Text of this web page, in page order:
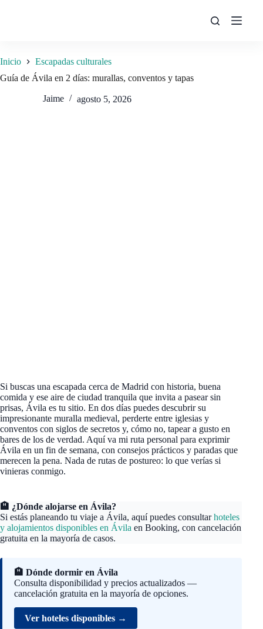
Inicio
Escapadas culturales
Guía de Ávila en 2 días: murallas, conventos y tapas
Jaime agosto 5, 2026
Si buscas una escapada cerca de Madrid con historia, buena
comida y ese aire de ciudad tranquila que invita a pasear sin
prisas, Ávila es tu sitio. En dos días puedes descubrir su
impresionante muralla medieval, perderte entre iglesias y
conventos con siglos de secretos y, cómo no, tapear a gusto en
bares de los de verdad. Aquí va mi ruta personal para exprimir
Ávila en un fin de semana, con consejos prácticos y paradas que
merecen la pena. Nada de rutas de postureo: lo que verías si
vinieras conmigo.
🏨 ¿Dónde alojarse en Ávila?
Si estás planeando tu viaje a Ávila, aquí puedes consultarhoteles
y alojamientos disponibles en Ávila en Booking, con cancelación
gratuita en la mayoría de casos.
🏨 Dónde dormir en Ávila
Consulta disponibilidad y precios actualizados —
cancelación gratuita en la mayoría de opciones.
Ver hoteles disponibles →